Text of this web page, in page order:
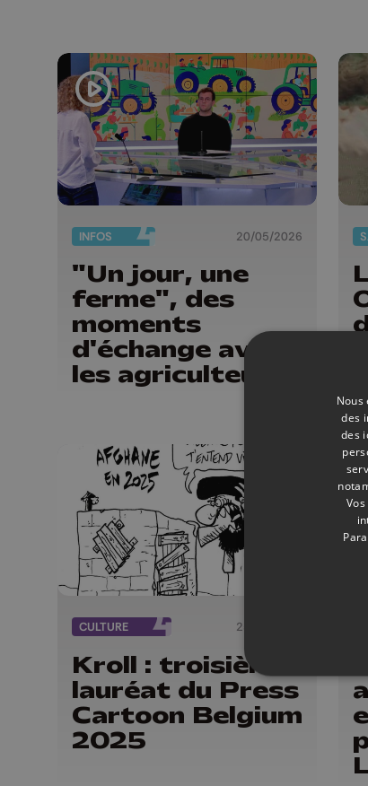
INFOS 20/05/2026
"Un jour, une
ferme", des
moments
d'échange avec
les agriculteurs
CULTURE 25/03/2026
Kroll : troisième
lauréat du Press
Cartoon Belgium
2025
Nous
des
des